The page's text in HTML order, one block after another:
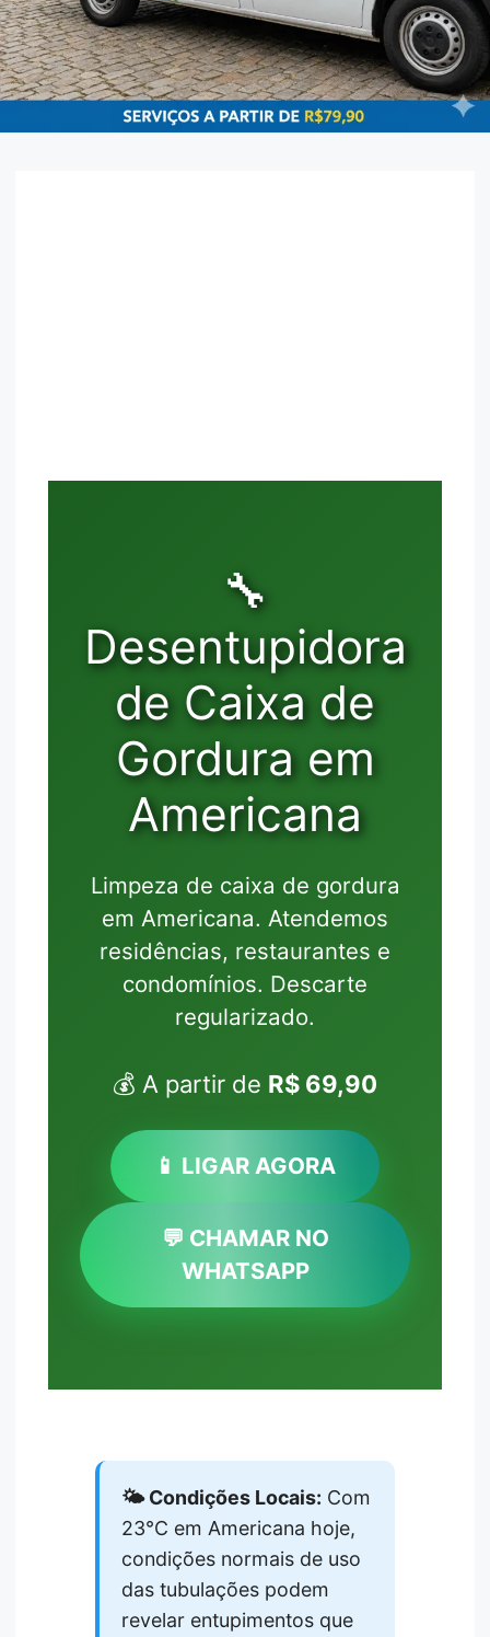
🔧
Desentupidora
de Caixa de
Gordura em
Americana
Limpeza de caixa de gordura
em Americana. Atendemos
residências, restaurantes e
condomínios. Descarte
regularizado.
💰 A partir de R$ 69,90
📱 LIGAR AGORA
💬 CHAMAR NO
WHATSAPP
🌤️ Condições Locais: Com
23°C em Americana hoje,
condições normais de uso
das tubulações podem
revelar entupimentos que